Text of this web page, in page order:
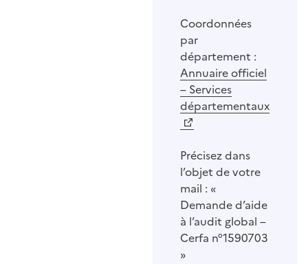
Coordonnées
par
département :
Annuaire officiel
– Services
départementaux
Précisez dans
l’objet de votre
mail : «
Demande d’aide
à l’audit global –
Cerfa n°1590703
»